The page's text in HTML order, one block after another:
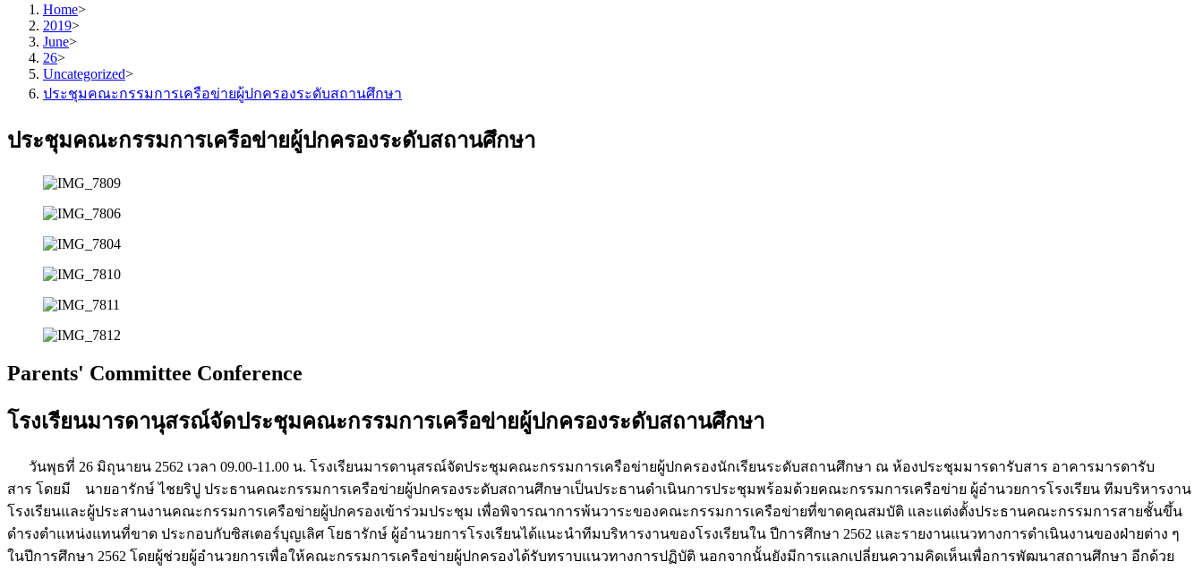
Home>
2019>
June>
26>
Uncategorized>
ประชุมคณะกรรมการเครือข่ายผู้ปกครองระดับสถานศึกษา
ประชุมคณะกรรมการเครือข่ายผู้ปกครองระดับสถานศึกษา
Parents' Committee Conference
โรงเรียนมารดานุสรณ์จัดประชุมคณะกรรมการเครือข่ายผู้ปกครองระดับสถานศึกษา
วันพุธที่ 26 มิถุนายน 2562 เวลา 09.00-11.00 น. โรงเรียนมารดานุสรณ์จัดประชุมคณะกรรมการเครือข่ายผู้ปกครองนักเรียนระดับสถานศึกษา ณ ห้องประชุมมารดารับสาร อาคารมารดารับ
สาร โดยมี นายอารักษ์ ไชยริปู ประธานคณะกรรมการเครือข่ายผู้ปกครองระดับสถานศึกษาเป็นประธานดำเนินการประชุมพร้อมด้วยคณะกรรมการเครือข่าย ผู้อำนวยการโรงเรียน ทีมบริหารงาน
โรงเรียนและผู้ประสานงานคณะกรรมการเครือข่ายผู้ปกครองเข้าร่วมประชุม เพื่อพิจารณาการพ้นวาระของคณะกรรมการเครือข่ายที่ขาดคุณสมบัติ และแต่งตั้งประธานคณะกรรมการสายชั้นขึ้น
ดำรงตำแหน่งแทนที่ขาด ประกอบกับซิสเตอร์บุญเลิศ โยธารักษ์ ผู้อำนวยการโรงเรียนได้แนะนำทีมบริหารงานของโรงเรียนใน ปีการศึกษา 2562 และรายงานแนวทางการดำเนินงานของฝ่ายต่าง ๆ
ในปีการศึกษา 2562 โดยผู้ช่วยผู้อำนวยการเพื่อให้คณะกรรมการเครือข่ายผู้ปกครองได้รับทราบแนวทางการปฏิบัติ นอกจากนั้นยังมีการแลกเปลี่ยนความคิดเห็นเพื่อการพัฒนาสถานศึกษา อีกด้วย